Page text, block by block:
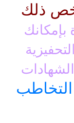
ذلك
بإمكانك